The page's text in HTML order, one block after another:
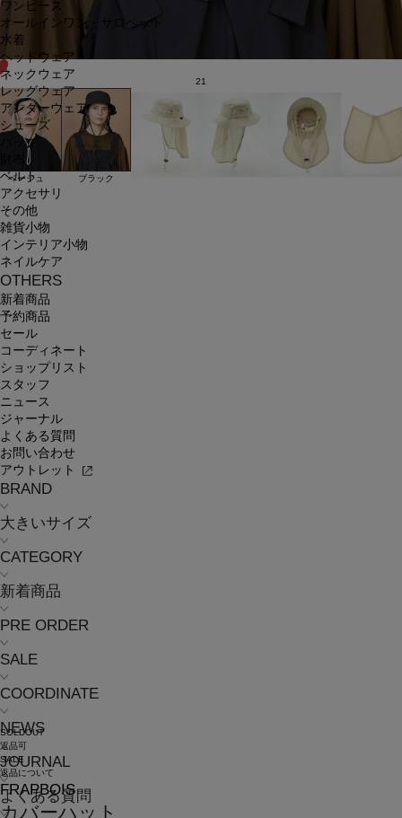
ワンピース
オールインワン・サロペット
水着
ヘッドウェア
ネックウェア
レッグウェア
アンダーウェア
シューズ
バッグ
ベルト
アクセサリ
その他
雑貨小物
インテリア小物
ネイルケア
OTHERS
新着商品
予約商品
セール
コーディネート
ショップリスト
スタッフ
ニュース
ジャーナル
よくある質問
お問い合わせ
アウトレット
BRAND
大きいサイズ
CATEGORY
新着商品
PRE ORDER
SALE
COORDINATE
NEWS
JOURNAL
よくある質問
21
ベージュ ブラック
SOLDOUT
返品可
SALE
返品について
FRAPBOIS
カバーハット